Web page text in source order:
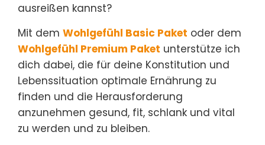
ausreißen kannst?
Mit dem Wohlgefühl Basic Paket oder dem
Wohlgefühl Premium Paket unterstütze ich
dich dabei, die für deine Konstitution und
Lebenssituation optimale Ernährung zu
finden und die Herausforderung
anzunehmen gesund, fit, schlank und vital
zu werden und zu bleiben.